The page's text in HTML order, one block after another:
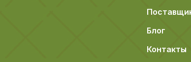
Блог
Контакты